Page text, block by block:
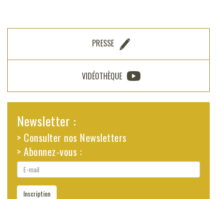
PRESSE
VIDÉOTHÈQUE
Newsletter :
> Consulter nos Newsletters
> Abonnez-vous :
E-
mail
Inscription